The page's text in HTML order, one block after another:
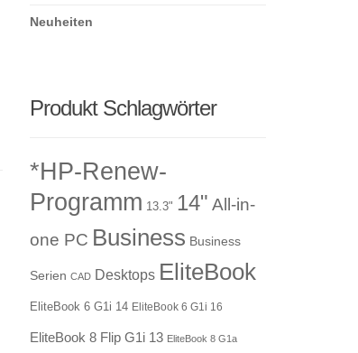
Neuheiten
Produkt Schlagwörter
*HP-Renew-
Programm 13.3" 14" All-in-
one PC Business Business
Serien CAD Desktops EliteBook
EliteBook 6 G1i 14 EliteBook 6 G1i 16
EliteBook 8 Flip G1i 13 EliteBook 8 G1a